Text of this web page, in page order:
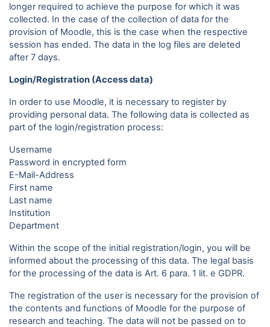
longer required to achieve the purpose for which it was
collected. In the case of the collection of data for the
provision of Moodle, this is the case when the respective
session has ended. The data in the log files are deleted
after 7 days.
Login/Registration (Access data)
In order to use Moodle, it is necessary to register by
providing personal data. The following data is collected as
part of the login/registration process:
Username
Password in encrypted form
E-Mail-Address
First name
Last name
Institution
Department
Within the scope of the initial registration/login, you will be
informed about the processing of this data. The legal basis
for the processing of the data is Art. 6 para. 1 lit. e GDPR.
The registration of the user is necessary for the provision of
the contents and functions of Moodle for the purpose of
research and teaching. The data will not be passed on to